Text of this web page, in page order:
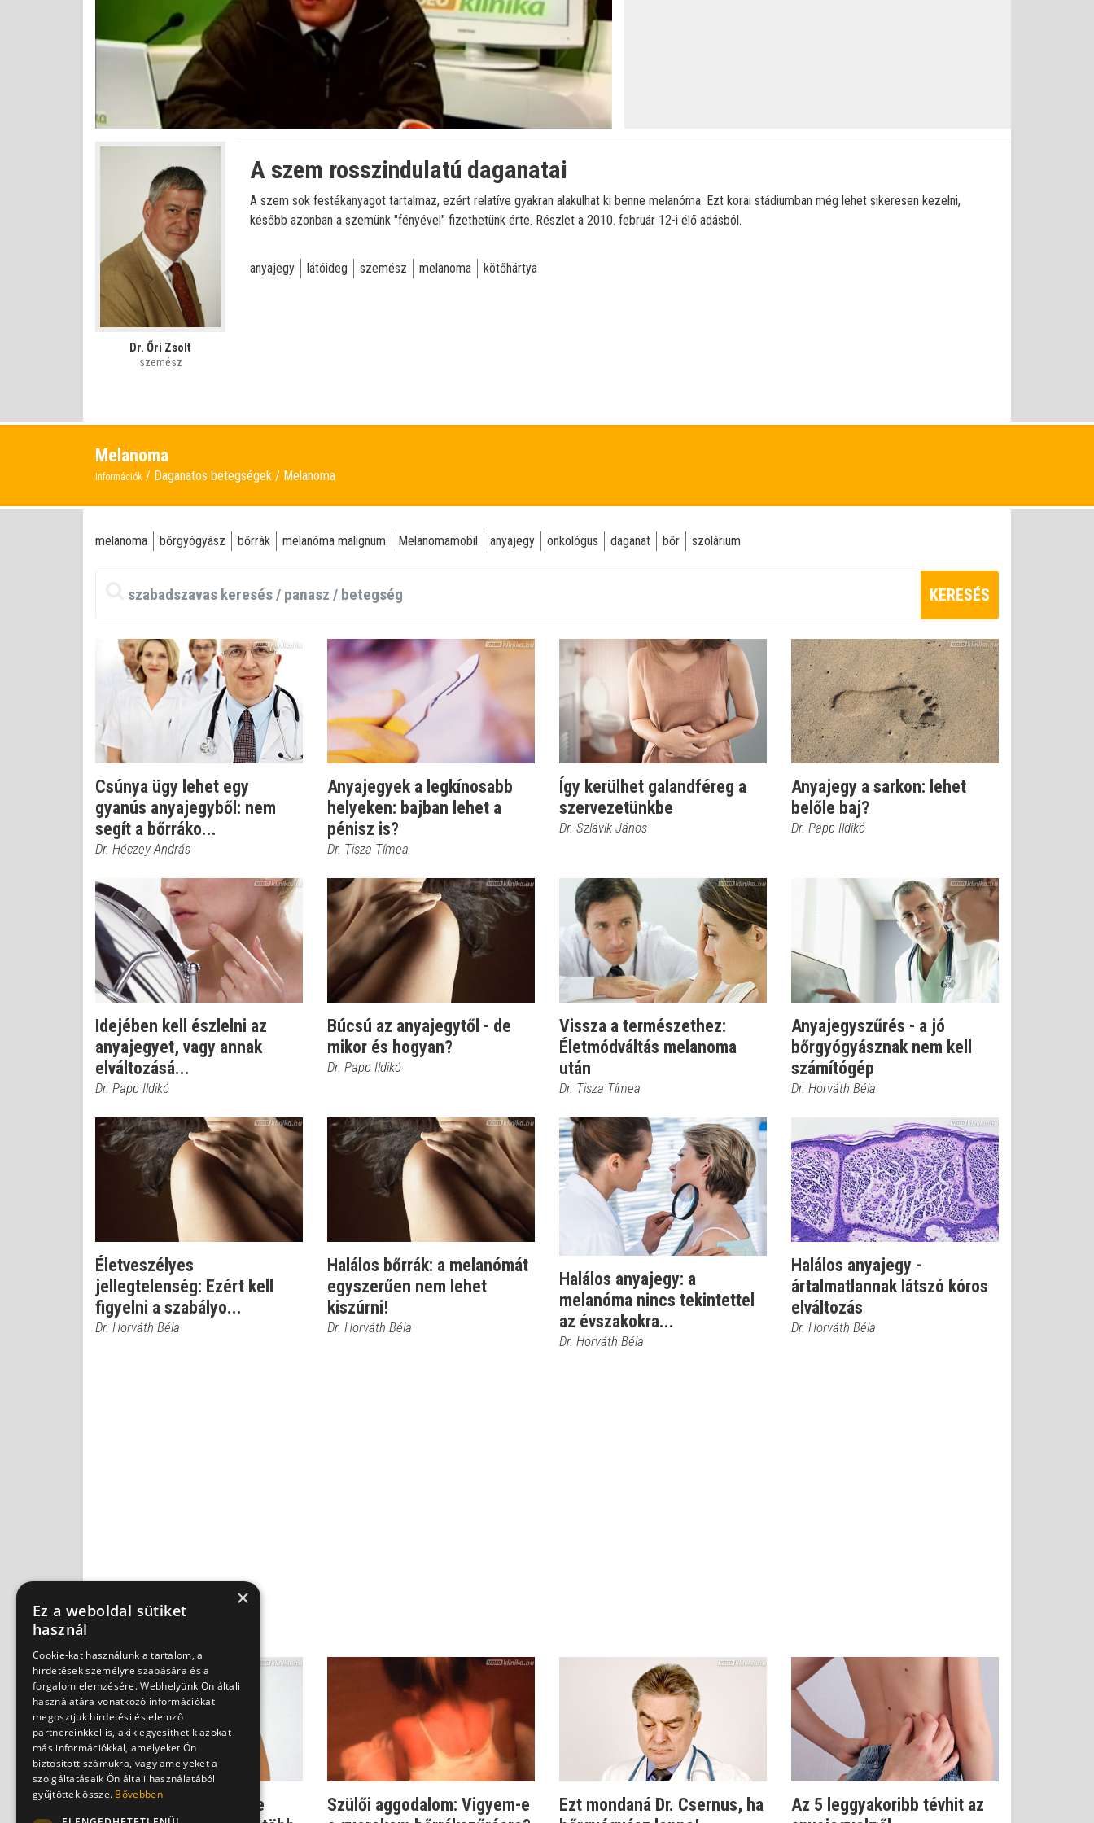
Némítás
kikapcsolva
Betöltve
0%
Állapot
0%
Dr. Őri Zsolt
szemész
A szem rosszindulatú daganatai
A szem sok festékanyagot tartalmaz, ezért relatíve gyakran alakulhat ki benne melanóma. Ezt korai stádiumban még lehet sikeresen kezelni,
később azonban a szemünk "fényével" fizethetünk érte. Részlet a 2010. február 12-i élő adásból.
anyajegy látóideg szemész melanoma kötőhártya
Melanoma
Információk Daganatos betegségek Melanoma
melanoma bőrgyógyász bőrrák melanóma malignum Melanomamobil anyajegy onkológus daganat bőr szolárium
KERESÉS
Csúnya ügy lehet egy
gyanús anyajegyből: nem
segít a bőrráko...
Dr. Héczey András
Anyajegyek a legkínosabb
helyeken: bajban lehet a
pénisz is?
Dr. Tisza Tímea
Így kerülhet galandféreg a
szervezetünkbe
Dr. Szlávik János
Anyajegy a sarkon: lehet
belőle baj?
Dr. Papp Ildikó
Idejében kell észlelni az
anyajegyet, vagy annak
elváltozásá...
Dr. Papp Ildikó
Búcsú az anyajegytől - de
mikor és hogyan?
Dr. Papp Ildikó
Vissza a természethez:
Életmódváltás melanoma
után
Dr. Tisza Tímea
Anyajegyszűrés - a jó
bőrgyógyásznak nem kell
számítógép
Dr. Horváth Béla
Életveszélyes
jellegtelenség: Ezért kell
figyelni a szabályo...
Dr. Horváth Béla
Halálos bőrrák: a melanómát
egyszerűen nem lehet
kiszúrni!
Dr. Horváth Béla
Halálos anyajegy: a
melanóma nincs tekintettel
az évszakokra...
Dr. Horváth Béla
Halálos anyajegy -
ártalmatlannak látszó kóros
elváltozás
Dr. Horváth Béla
Alaptalan félelem: Sose
Szülői aggodalom: Vigyem-e
Ezt mondaná Dr. Csernus, ha
Az 5 leggyakoribb tévhit az
×
Ez a weboldal sütiket
használ
Cookie-kat használunk a tartalom, a
hirdetések személyre szabására és a
forgalom elemzésére. Webhelyünk Ön általi
használatára vonatkozó információkat
megosztjuk hirdetési és elemző
partnereinkkel is, akik egyesíthetik azokat
más információkkal, amelyeket Ön
biztosított számukra, vagy amelyeket a
szolgáltatásaik Ön általi használatából
gyűjtöttek össze. Bővebben